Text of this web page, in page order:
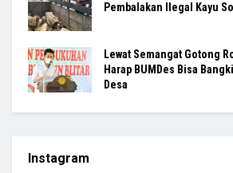
Pembalakan Ilegal Kayu
Lewat Semangat Gotong
Harap BUMDes Bisa
Desa
Instagram